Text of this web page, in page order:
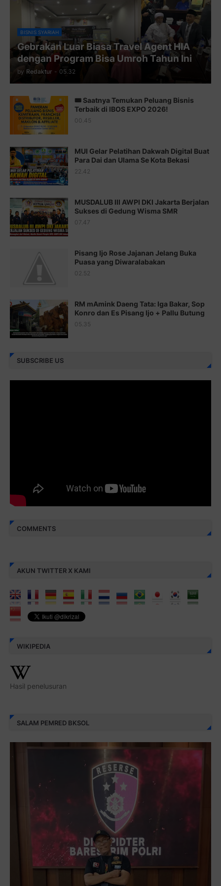
Juz 9 ⇨ http://j.mp/2byr1bu
Juz 10 ⇨http://j.mp/2bHfyUH
Juz 11 ⇨http://j.mp/2bHf80y
Juz 13 ⇨http://j.mp/2bFTiKQ
Juz 14 ⇨http://j.mp/2b8SUTA
Juz 15 ⇨http://j.mp/2bFRQIM
Juz 17 ⇨http://j.mp/2brHsFz
Juz 18 ⇨http://j.mp/2b8SCfc
Juz 19 ⇨http://j.mp/2bFSq95
Juz 20 ⇨http://j.mp/2brI1zc
Juz 21 ⇨http://j.mp/2b8VcBO
http://j.mp/2bFRxNP
http://j.mp/2brItxm
Juz 25 ⇨http://j.mp/2brImlf
Juz 26 ⇨http://j.mp/2bFRHF2
BISNIS SYARIAH
Gebrakan Luar Biasa Travel Agent HIA
dengan Program Bisa Umroh Tahun Ini
by Redaktur - 05.32
🎟️ Saatnya Temukan Peluang Bisnis
Terbaik di IBOS EXPO 2026!
00.45
MUI Gelar Pelatihan Dakwah Digital Buat
Para Dai dan Ulama Se Kota Bekasi
22.42
MUSDALUB III AWPI DKI Jakarta Berjalan
Sukses di Gedung Wisma SMR
07.47
Pisang Ijo Rose Jajanan Jelang Buka
Puasa yang Diwaralabakan
02.52
RM mAmink Daeng Tata: Iga Bakar, Sop
Konro dan Es Pisang Ijo + Pallu Butung
05.35
SUBSCRIBE US
COMMENTS
AKUN TWITTER X KAMI
WIKIPEDIA
Hasil penelusuran
SALAM PEMRED BKSOL